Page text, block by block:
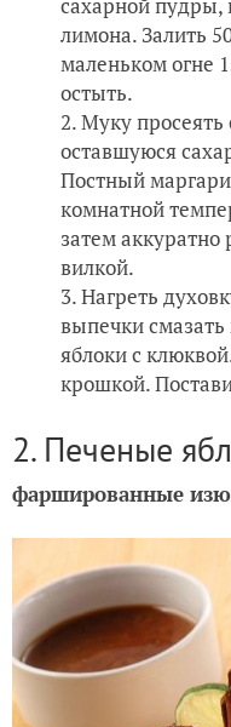
лимона. Залить
маленьком огне
остыть.
Муку просеять
оставшуюся
Постный
комнатной
затем
вилкой.
Нагреть
выпечки
яблоки с
крошкой.
2. Печеные
фаршированные